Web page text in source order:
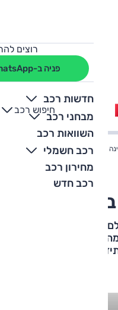
רוצים
פניה ב-WhatsApp
חדשות רכב
מבחני רכב
השוואות רכב
רכב חשמלי
מחירון רכב
רכב חדש
חיפוש רכב
+
-
בחשמליות?
העדיפות של היצרנית
אין בינתיים חשמלית